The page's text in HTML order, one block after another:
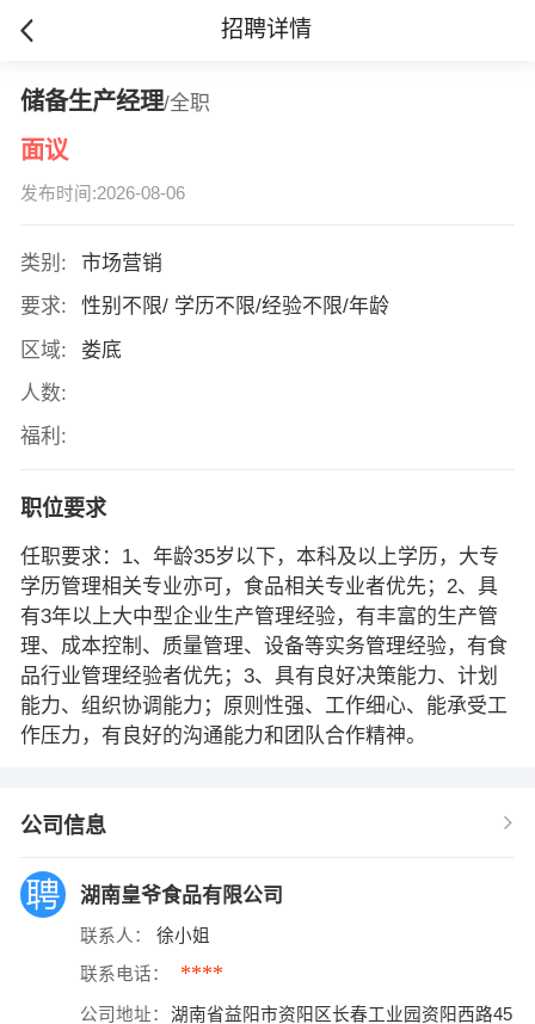
招聘详情
储备生产经理/全职
面议
发布时间:2026-08-06
类别:
市场营销
要求:
性别不限/ 学历不限/经验不限/年龄
区域:
娄底
人数:
福利:
职位要求
任职要求：1、年龄35岁以下，本科及以上学历，大专
学历管理相关专业亦可，食品相关专业者优先；2、具
有3年以上大中型企业生产管理经验，有丰富的生产管
理、成本控制、质量管理、设备等实务管理经验，有食
品行业管理经验者优先；3、具有良好决策能力、计划
能力、组织协调能力；原则性强、工作细心、能承受工
作压力，有良好的沟通能力和团队合作精神。
公司信息
湖南皇爷食品有限公司
联系人： 徐小姐
联系电话： ****
公司地址：
湖南省益阳市资阳区长春工业园资阳西路45